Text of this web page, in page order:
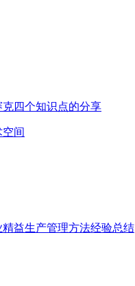
四个知识点的分享
间
益生产管理方法经验总结